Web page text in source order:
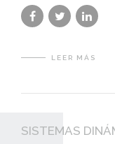
LEER MÁS
SISTEMAS